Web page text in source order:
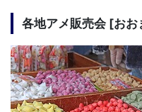
各地アメ販売会 [おお